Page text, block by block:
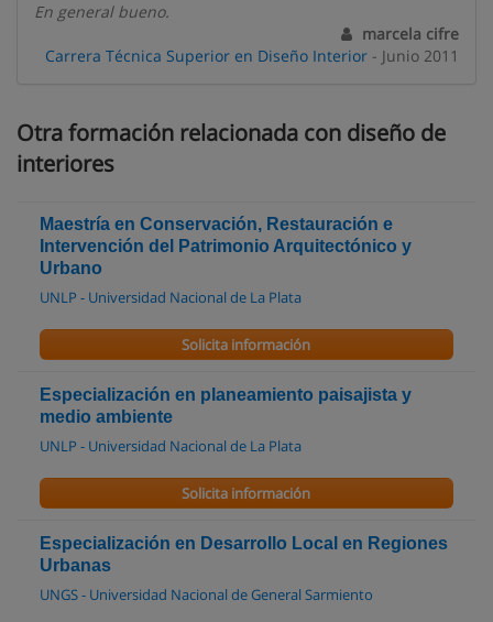
En general bueno.
marcela cifre
Carrera Técnica Superior en Diseño Interior - Junio 2011
Otra formación relacionada con diseño de
interiores
Maestría en Conservación, Restauración e
Intervención del Patrimonio Arquitectónico y
Urbano
UNLP - Universidad Nacional de La Plata
Solicita información
Especialización en planeamiento paisajista y
medio ambiente
UNLP - Universidad Nacional de La Plata
Solicita información
Especialización en Desarrollo Local en Regiones
Urbanas
UNGS - Universidad Nacional de General Sarmiento